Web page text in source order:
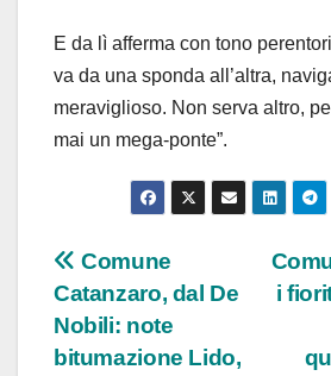
E da lì afferma con tono
va da una sponda all’altra,
meraviglioso. Non serva altro,
mai un mega-ponte”.
Navigazione
articoli
i
Comune
Catanzaro, dal De
Nobili: note
bitumazione Lido,